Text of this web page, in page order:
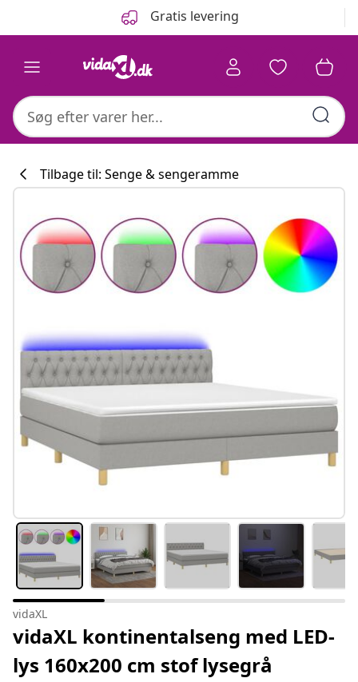
Gratis levering
Tilbage til: Senge & sengeramme
vidaXL
vidaXL kontinentalseng med LED-
lys 160x200 cm stof lysegrå